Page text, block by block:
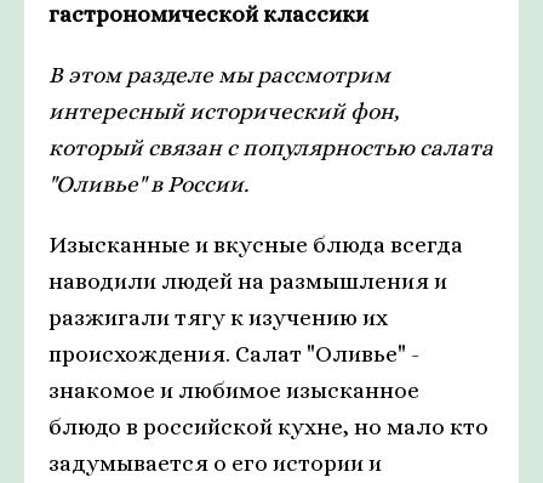
гастрономической классики
В этом разделе мы рассмотрим
интересный исторический фон,
который связан с популярностью салата
"Оливье" в России.
Изысканные и вкусные блюда всегда
наводили людей на размышления и
разжигали тягу к изучению их
происхождения. Салат "Оливье" -
знакомое и любимое изысканное
блюдо в российской кухне, но мало кто
задумывается о его истории и